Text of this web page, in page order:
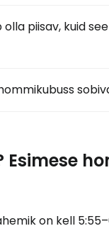
olla piisav, kuid
on kell